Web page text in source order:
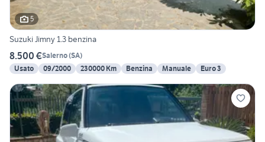
5
Suzuki Jimny 1.3 benzina
8.500 €Salerno(SA)
Usato
09/2000 230000 Km Benzina Manuale Euro 3